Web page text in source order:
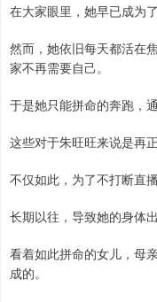
在大家眼里，她早已成为
然而，她依旧每天都活在
家不再需要自己。
于是她只能拼命的奔跑，
这些对于朱旺旺来说是再
不仅如此，为了不打断直
长期以往，导致她的身体
看着如此拼命的女儿，母
成的。